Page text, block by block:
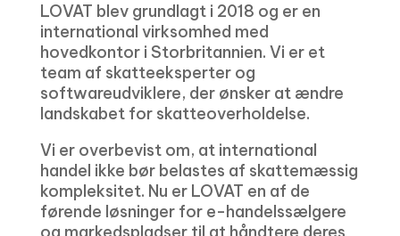
LOVAT blev grundlagt i 2018 og er en
international virksomhed med
hovedkontor i Storbritannien. Vi er et
team af skatteeksperter og
softwareudviklere, der ønsker at ændre
landskabet for skatteoverholdelse.
Vi er overbevist om, at international
handel ikke bør belastes af skattemæssig
kompleksitet. Nu er LOVAT en af ​​de
førende løsninger for e-handelssælgere